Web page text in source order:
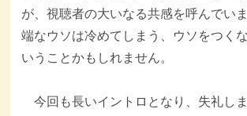
が、視聴者の大いなる共感を呼んでい
端なウソは冷めてしまう、ウソをつく
いうことかもしれません。
今回も長いイントロとなり、失礼し